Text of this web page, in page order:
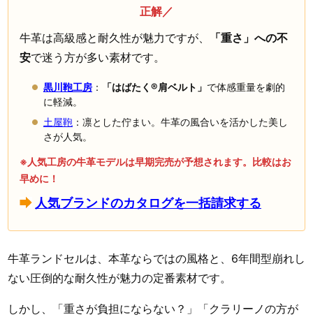
正解／
牛革は高級感と耐久性が魅力ですが、
「重さ」への不
安で迷う方が多い素材です。
黒川鞄工房 ： 「はばたく®肩ベルト」 で体感重量を劇的
に軽減。
土屋鞄 ：凛とした佇まい。牛革の風合いを活かした美し
さが人気。
※人気工房の牛革モデルは早期完売が予想されます。比較はお
早めに！
人気ブランドのカタログを一括請求する
牛革ランドセルは、本革ならではの風格と、6年間型崩れし
ない圧倒的な耐久性が魅力の定番素材です。
しかし、「重さが負担にならない？」「クラリーノの方が